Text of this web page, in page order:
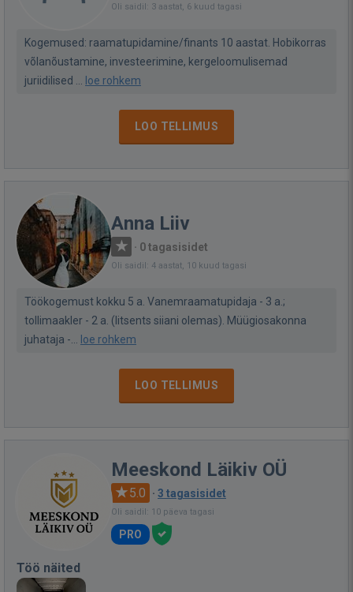
Oli saidil: 3 aastat, 6 kuud tagasi
Kogemused: raamatupidamine/finants 10 aastat. Hobikorras
võlanõustamine, investeerimine, kergeloomulisemad
juriidilised ...
loe rohkem
LOO TELLIMUS
Anna Liiv
· 0 tagasisidet
Oli saidil: 4 aastat, 10 kuud tagasi
Töökogemust kokku 5 a. Vanemraamatupidaja - 3 a.;
tollimaakler - 2 a. (litsents siiani olemas). Müügiosakonna
juhataja -...
loe rohkem
LOO TELLIMUS
Meeskond Läikiv OÜ
5.0 · 3 tagasisidet
Oli saidil: 10 päeva tagasi
PRO
Töö näited